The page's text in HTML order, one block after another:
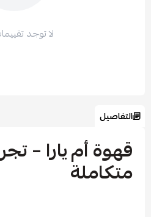
لا توجد
التفاصيل
قهوة أم يارا –
متكاملة